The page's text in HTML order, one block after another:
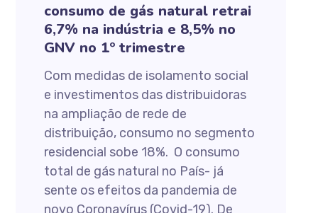
consumo de gás natural retrai
6,7% na indústria e 8,5% no
GNV no 1º trimestre
Com medidas de isolamento social
e investimentos das distribuidoras
na ampliação de rede de
distribuição, consumo no segmento
residencial sobe 18%. O consumo
total de gás natural no País- já
sente os efeitos da pandemia de
novo Coronavírus (Covid-19). De